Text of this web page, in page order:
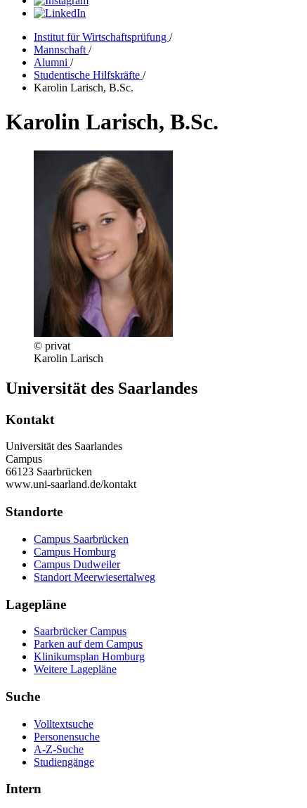
Institut für Wirtschaftsprüfung /
Mannschaft /
Alumni /
Studentische Hilfskräfte /
Karolin Larisch, B.Sc.
Karolin Larisch, B.Sc.
© privat
Karolin Larisch
Universität des Saarlandes
Kontakt
Universität des Saarlandes
Campus
66123 Saarbrücken
www.uni-saarland.de/kontakt
Standorte
Campus Saarbrücken
Campus Homburg
Campus Dudweiler
Standort Meerwiesertalweg
Lagepläne
Saarbrücker Campus
Parken auf dem Campus
Klinikumsplan Homburg
Weitere Lagepläne
Suche
Volltextsuche
Personensuche
A-Z-Suche
Studiengänge
Intern